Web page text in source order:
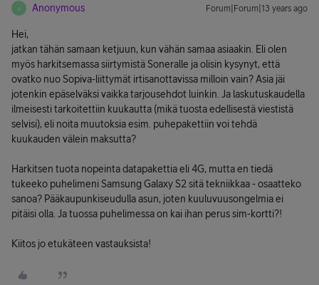
A Anonymous Forum|Forum|13 years ago
Hei,
jatkan tähän samaan ketjuun, kun vähän samaa asiaakin. Eli olen
myös harkitsemassa siirtymistä Soneralle ja olisin kysynyt, että
ovatko nuo Sopiva-liittymät irtisanottavissa milloin vain? Asia jäi
jotenkin epäselväksi vaikka tarjousehdot luinkin. Ja laskutuskaudella
ilmeisesti tarkoitettiin kuukautta (mikä tuosta edellisestä viestistä
selvisi), eli noita muutoksia esim. puhepakettiin voi tehdä
kuukauden välein maksutta?
Harkitsen tuota nopeinta datapakettia eli 4G, mutta en tiedä
tukeeko puhelimeni Samsung Galaxy S2 sitä tekniikkaa - osaatteko
sanoa? Pääkaupunkiseudulla asun, joten kuuluvuusongelmia ei
pitäisi olla. Ja tuossa puhelimessa on kai ihan perus sim-kortti?!
Kiitos jo etukäteen vastauksista!